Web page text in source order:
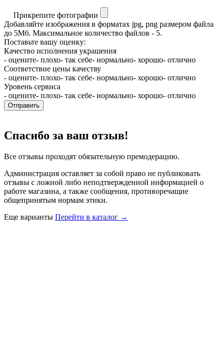
Прикрепите фотографии
Добавляйте изображения в форматах jpg, png размером файла
до 5Мб. Максимальное количество файлов - 5.
Поставьте вашу оценку:
Качество исполнения украшения
- оцените- плохо- так себе- нормально- хорошо- отлично
Соответствие цены качеству
- оцените- плохо- так себе- нормально- хорошо- отлично
Уровень сервиса
- оцените- плохо- так себе- нормально- хорошо- отлично
Отправить
Спасибо за ваш отзыв!
Все отзывы проходят обязательную премодерацию.
Администрация оставляет за собой право не публиковать
отзывы с ложной либо неподтвержденной информацией о
работе магазина, а также сообщения, противоречащие
общепринятым нормам этики.
Еще варианты Перейти в каталог →